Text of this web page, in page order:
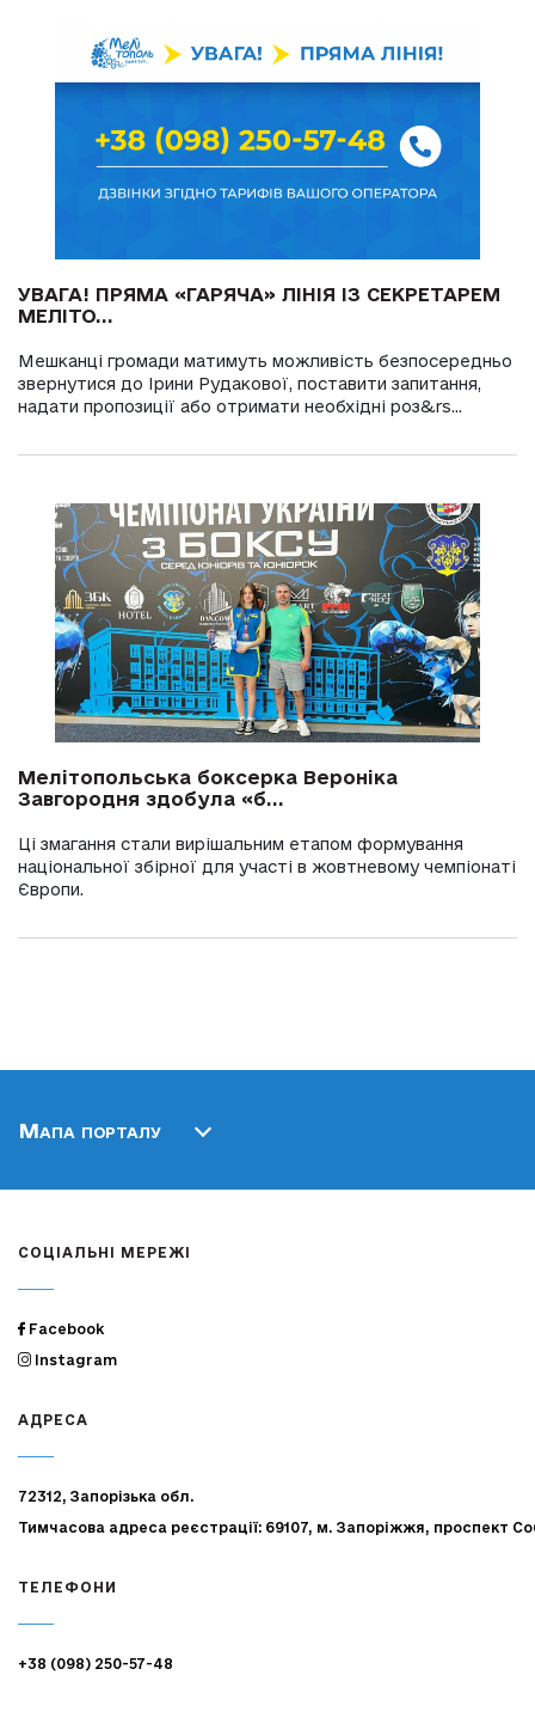
УВАГА! ПРЯМА «ГАРЯЧА» ЛІНІЯ ІЗ СЕКРЕТАРЕМ
МЕЛІТО...
Мешканці громади матимуть можливість безпосередньо
звернутися до Ірини Рудакової, поставити запитання,
надати пропозиції або отримати необхідні роз&rs...
Мелітопольська боксерка Вероніка
Завгородня здобула «б...
Ці змагання стали вирішальним етапом формування
національної збірної для участі в жовтневому чемпіонаті
Європи.
Мапа порталу
СОЦІАЛЬНІ МЕРЕЖІ
Facebook
Instagram
АДРЕСА
72312, Запорізька обл.
Тимчасова адреса реєстрації: 69107, м. Запоріжжя, проспект
ТЕЛЕФОНИ
+38 (098) 250-57-48